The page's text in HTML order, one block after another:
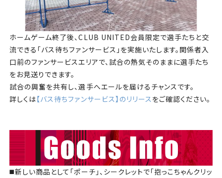
ホームゲーム終了後、CLUB UNITED会員限定で選手たちと交
流できる「バス待ちファンサービス」を実施いたします。関係者入
口前のファンサービスエリアで、試合の熱気そのままに選手たち
をお見送りできます。
試合の興奮を共有し、選手へエールを届けるチャンスです。
詳しくは【バス待ちファンサービス】のリリース をご確認ください。
◼️新しい商品として「ポーチ」、シークレットで「抱っこちゃんクリッ